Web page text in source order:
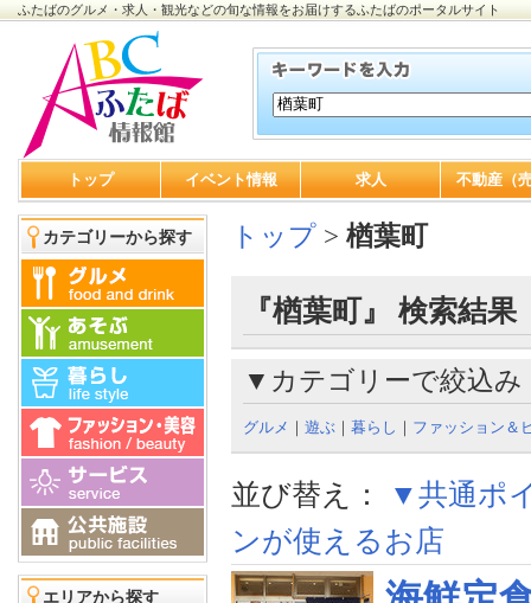
ふたばのグルメ・求人・観光などの旬な情報をお届けするふたばのポータルサイト
トップ イベント情報 求人 不動産（
カテゴリーから探す
エリアから探す
トップ > 楢葉町
『楢葉町』 検索結
▼カテゴリーで絞込み
グルメ ｜ 遊ぶ ｜ 暮らし ｜ ファッション＆
並び替え：
▼共通ポ
ンが使えるお店